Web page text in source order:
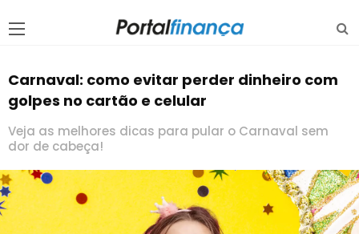
Carnaval: como evitar perder dinheiro com
golpes no cartão e celular
Veja as melhores dicas para pular o Carnaval sem
dor de cabeça!